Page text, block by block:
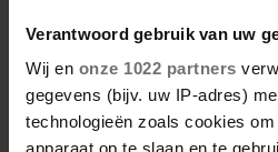
Verantwoord gebruik van uw
Wij en onze 1022 partners
gegevens (bijv. uw IP-adres)
technologieën zoals cookies
apparaat op te slaan en te
23 april 2026
KATE EN CAMILLA